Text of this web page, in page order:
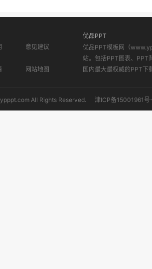
意见建议
网站地图
优品PPT
优品PPT模板网（
站。包括PPT图表、PPT
国内最大最权威的PPT下
All Rights Reserved. 津ICP备15001961号